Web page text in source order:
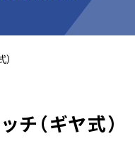
チ（ギヤ式）